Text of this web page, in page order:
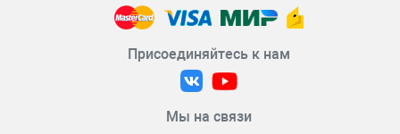
Присоединяйтесь к нам
Мы на связи